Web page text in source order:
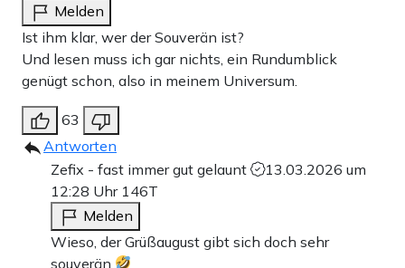
Melden
Ist ihm klar, wer der Souverän ist?
Und lesen muss ich gar nichts, ein Rundumblick
genügt schon, also in meinem Universum.
63
Antworten
Zefix - fast immer gut gelaunt
13.03.2026 um
12:28 Uhr 146T
Melden
Wieso, der Grüßaugust gibt sich doch sehr
souverän